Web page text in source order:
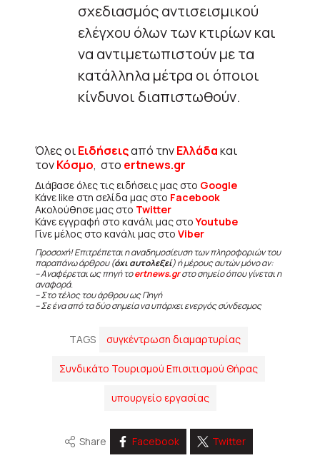
σχεδιασμός αντισεισμικού
ελέγχου όλων των κτιρίων και
να αντιμετωπιστούν με τα
κατάλληλα μέτρα οι όποιοι
κίνδυνοι διαπιστωθούν.
Όλες οιΕιδήσειςαπό τηνΕλλάδακαι
τονΚόσμο, στο ertnews.gr
Διάβασε όλες τις ειδήσεις μας στο Google
Κάνε like στη σελίδα μας στο Facebook
Ακολούθησε μας στο Twitter
Κάνε εγγραφή στο κανάλι μας στοYoutube
Γίνε μέλος στο κανάλι μας στο Viber
Προσοχή! Επιτρέπεται η αναδημοσίευση των πληροφοριών του
παραπάνω άρθρου (όχι αυτολεξεί) ή μέρους αυτών μόνο αν:
– Αναφέρεται ως πηγή τοertnews.grστο σημείο όπου γίνεται η
αναφορά.
– Στο τέλος του άρθρου ως Πηγή
– Σε ένα από τα δύο σημεία να υπάρχει ενεργός σύνδεσμος
TAGS συγκέντρωση διαμαρτυρίας
Συνδικάτο Τουρισμού Επισιτισμού Θήρας
υπουργείο εργασίας
Share Facebook Twitter